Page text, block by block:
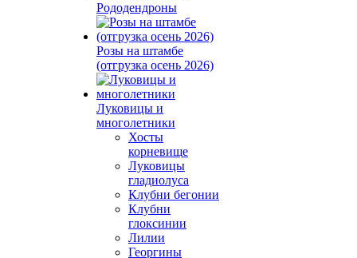
Рододендроны
Розы на штамбе
(отгрузка осень 2026)
Луковицы и
многолетники
Хосты
корневище
Луковицы
гладиолуса
Клубни бегонии
Клубни
глоксинии
Лилии
Георгины